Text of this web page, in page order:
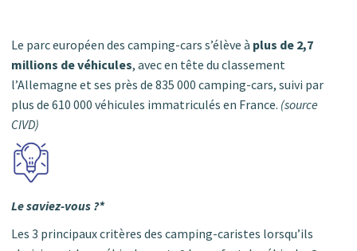
Le parc européen des camping-cars s’élève à plus de 2,7
millions de véhicules, avec en tête du classement
l’Allemagne et ses près de 835 000 camping-cars, suivi par
plus de 610 000 véhicules immatriculés en France. (source
CIVD)
Le saviez-vous ?*
Les 3 principaux critères des camping-caristes lorsqu’ils